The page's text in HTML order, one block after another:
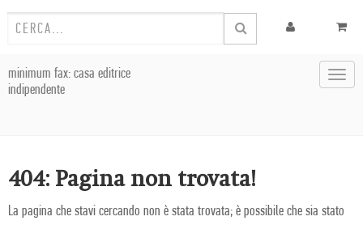
minimum fax: casa editrice
indipendente
404: Pagina non trovata!
La pagina che stavi cercando non è stata trovata; è possibile che sia stato